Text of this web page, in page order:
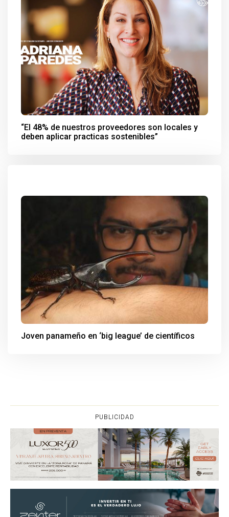
“El 48% de nuestros proveedores son locales y
deben aplicar practicas sostenibles”
Joven panameño en ‘big league’ de científicos
PUBLICIDAD